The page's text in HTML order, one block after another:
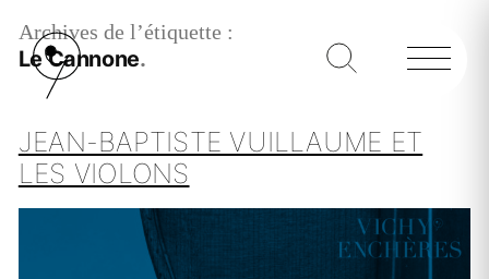
Archives de l’étiquette :
Le Cannone
JEAN-BAPTISTE VUILLAUME ET
LES VIOLONS